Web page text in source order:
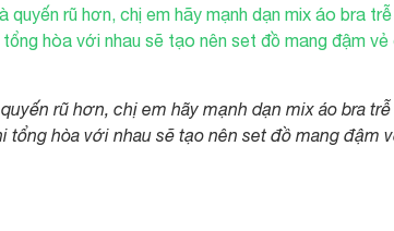
rũ hơn, chị em hãy mạnh dạn mix áo bra trễ
tổng hòa với nhau sẽ tạo nên set đồ mang đậm